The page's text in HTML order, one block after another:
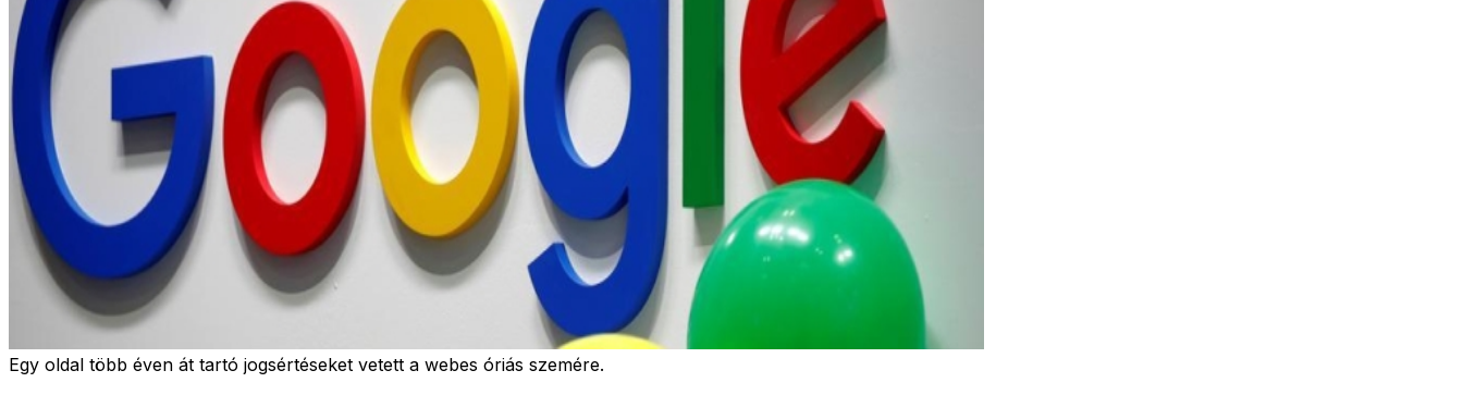
Egy oldal több éven át tartó jogsértéseket vetett a webes óriás szemére.